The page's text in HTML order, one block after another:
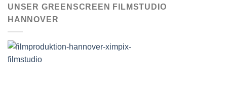
UNSER GREENSCREEN FILMSTUDIO
HANNOVER